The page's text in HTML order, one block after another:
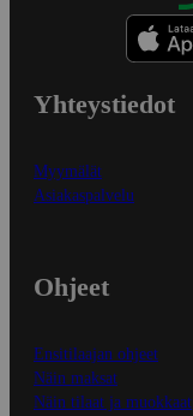
Yhteystiedot
Myymälät
Asiakaspalvelu
Ohjeet
Ensitilaajan ohjeet
Näin maksat
Näin tilaat ja muokkaat